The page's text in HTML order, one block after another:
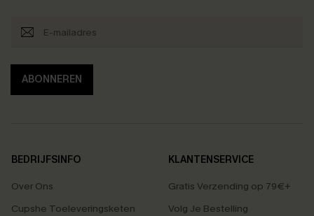
ABONNEREN
BEDRIJFSINFO
Over Ons
Cupshe Toeleveringsketen
KLANTENSERVICE
Gratis Verzending op 79€+
Volg Je Bestelling